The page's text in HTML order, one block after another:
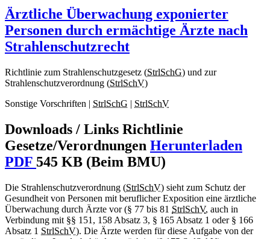
Ärztliche Überwachung exponierter
Personen durch ermächtige Ärzte nach
Strahlenschutzrecht
Richtlinie zum Strahlenschutzgesetz (StrlSchG) und zur
Strahlenschutzverordnung (StrlSchV)
Sonstige Vorschriften | StrlSchG | StrlSchV
Downloads / Links Richtlinie
Gesetze/Verordnungen Herunterladen
PDF 545 KB (Beim BMU)
Die Strahlenschutzverordnung (StrlSchV) sieht zum Schutz der
Gesundheit von Personen mit beruflicher Exposition eine ärztliche
Überwachung durch Ärzte vor (§ 77 bis 81 StrlSchV, auch in
Verbindung mit §§ 151, 158 Absatz 3, § 165 Absatz 1 oder § 166
Absatz 1 StrlSchV). Die Ärzte werden für diese Aufgabe von der